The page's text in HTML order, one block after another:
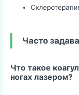
Часто
Что такое
ногах лазером?